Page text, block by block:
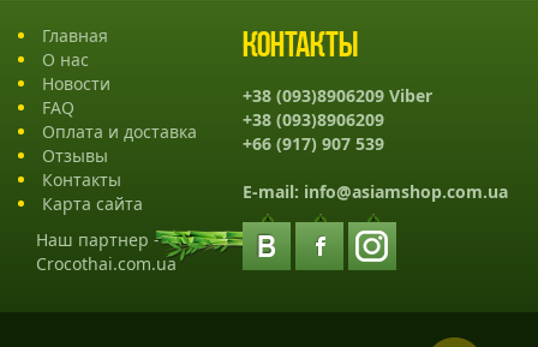
Главная
О нас
Новости
FAQ
Оплата и доставка
Отзывы
Контакты
Карта сайта
Наш партнер -
Crocothai.com.ua
Контакты
+38 (093)8906209 Viber
+38 (093)8906209
+66 (917) 907 539
E-mail: info@asiamshop.com.ua